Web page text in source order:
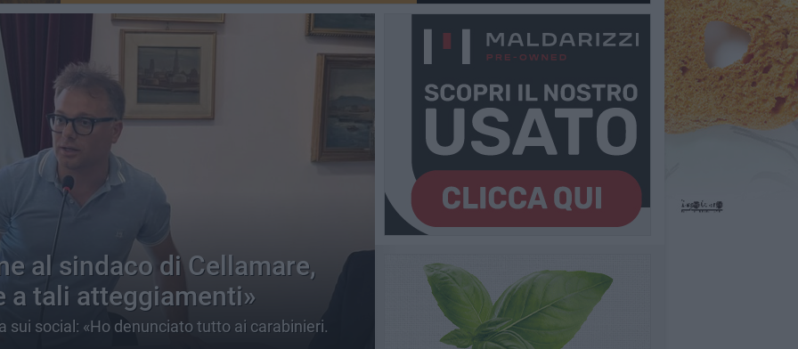
al sindaco di Cellamare,
a tali atteggiamenti»
sui social: «Ho denunciato tutto ai carabinieri.